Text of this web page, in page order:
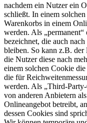
nachdem ein Nutzer ein
schließt. In einem
Warenkorbs in einem
werden. Als „permanent“
bezeichnet, die auch
bleiben. So kann z.B. der
die Nutzer diese nach
einem solchen Cookie
die für
werden. Als „Third-
von anderen Anbietern
Onlineangebot betreibt,
dessen Cookies sind